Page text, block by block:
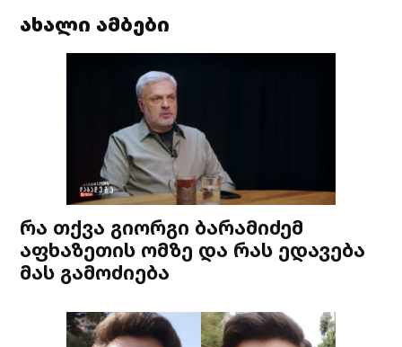
ახალი ამბები
რა თქვა გიორგი ბარამიძემ
აფხაზეთის ომზე და რას ედავება
მას გამოძიება